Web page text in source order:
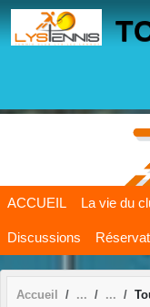
ACCUEIL La vie du
Discussions
Accueil
Panneau de gestion